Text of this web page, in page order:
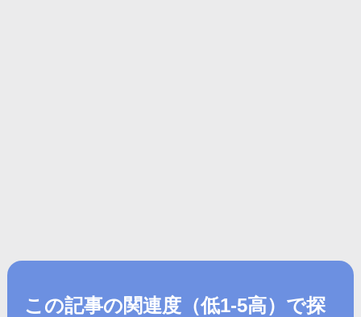
この記事の関連度 （低1-5高） で探